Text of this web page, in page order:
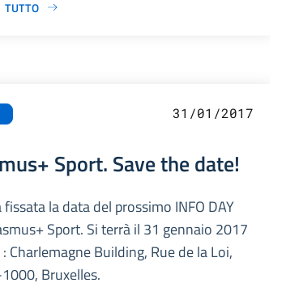
31/01/2017
Sport. Save the date!
fissata la data del prossimo INFO DAY
Sport. Si terrà il 31 gennaio 2017
Charlemagne Building, Rue de la Loi,
Bruxelles.